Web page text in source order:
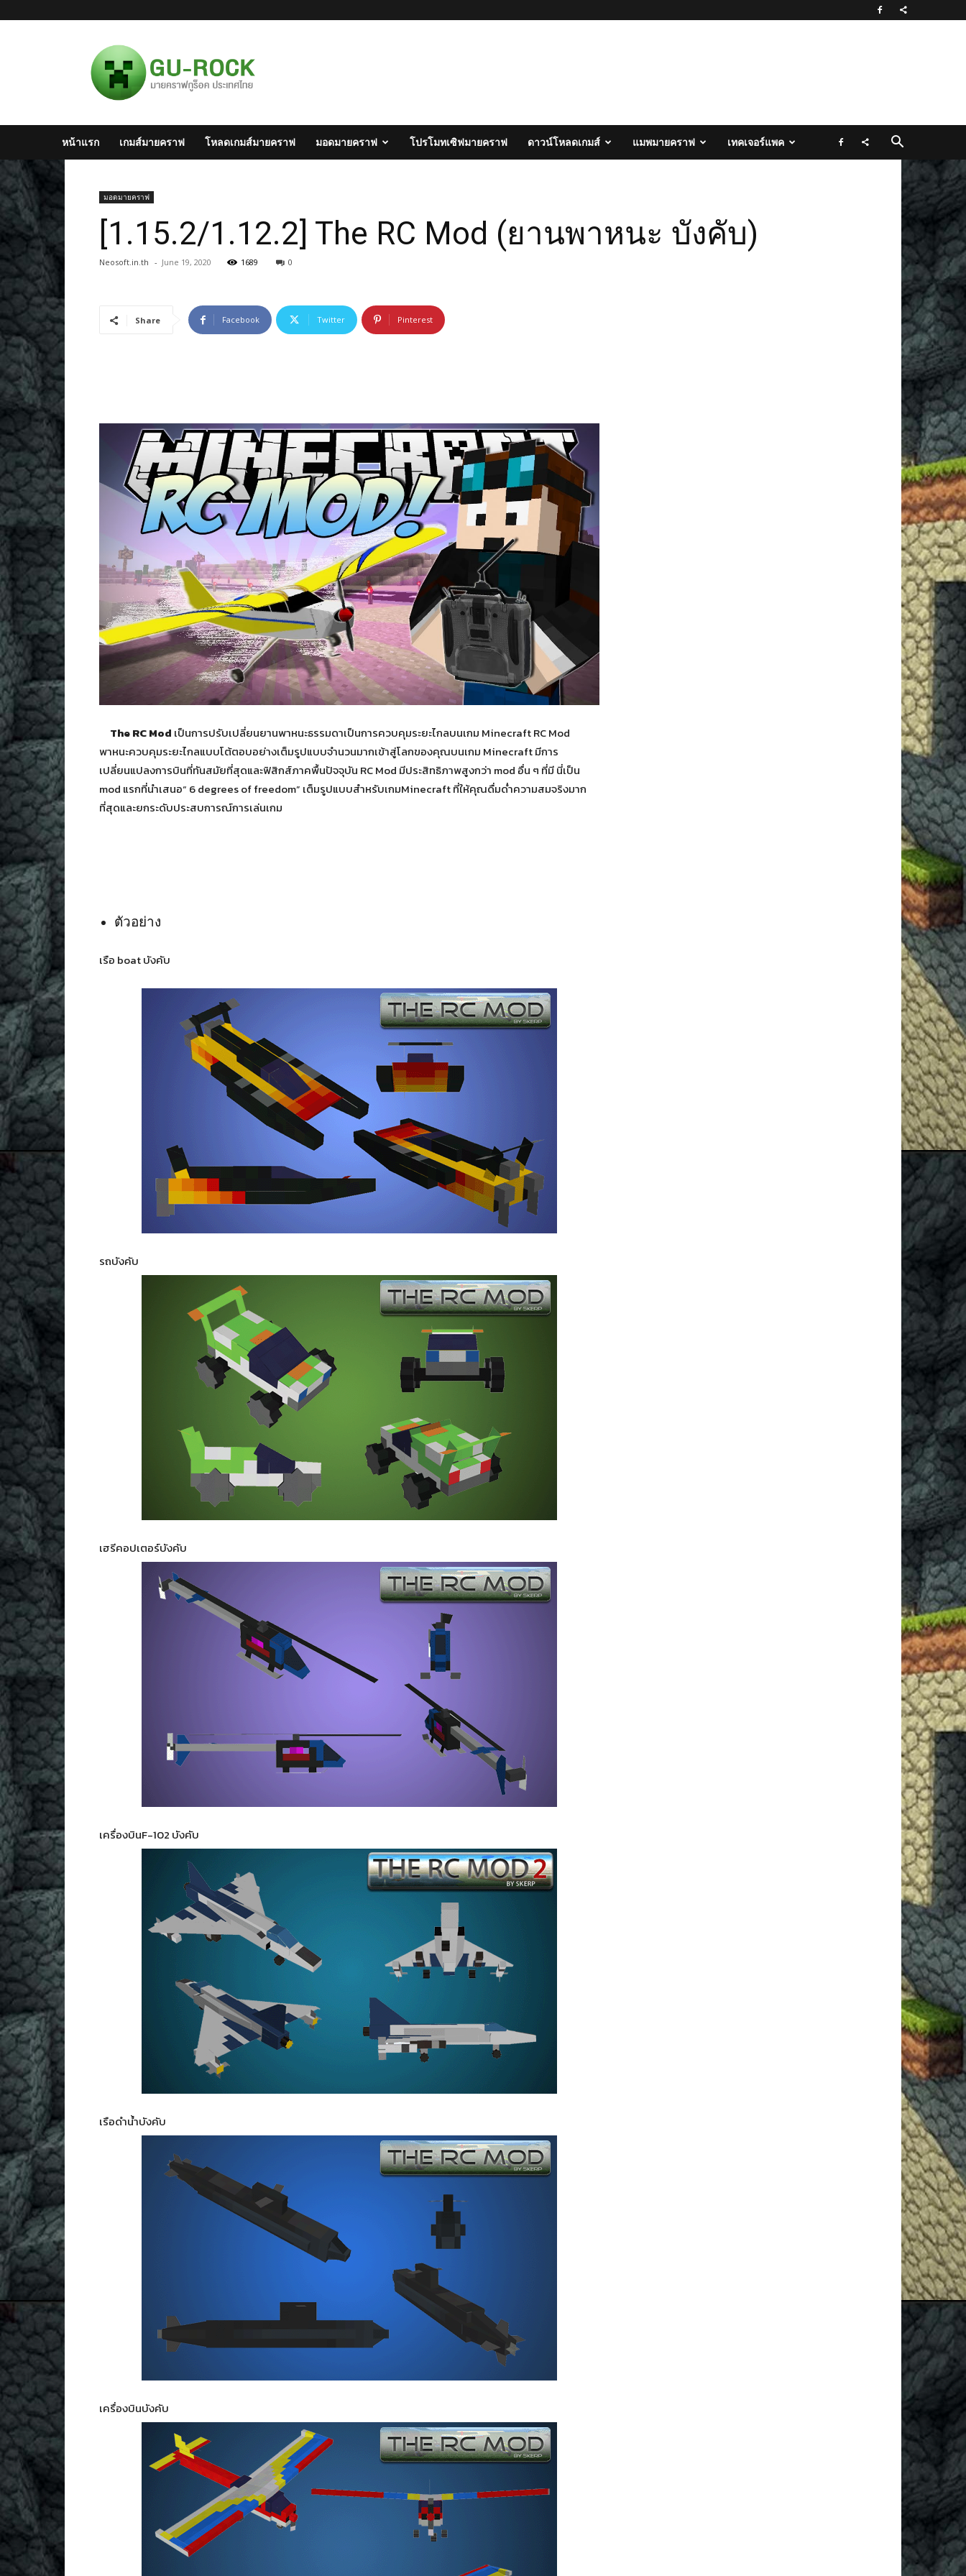
มาย
ครา
ฟไทย
สังคม
มาย
ประเทศไทย
หน้าแรก เกมส์มายคราฟ โหลดเกมส์มายคราฟ มอดมายคราฟ โปรโมทเซิฟมายคราฟ ดาวน์โหลดเกมส์ แมพมายคราฟ เทคเจอร์แพค
มอดมายคราฟ
[1.15.2/1.12.2] The RC Mod (ยานพาหนะ บังคับ)
Neosoft.in.th - June 19, 2020 1689 0
Share Facebook Twitter Pinterest
The RC Mod เป็นการปรับเปลี่ยนยานพาหนะธรรมดาเป็นการควบคุมระยะไกลบนเกม Minecraft RC Mod
พาหนะควบคุมระยะไกลแบบโต้ตอบอย่างเต็มรูปแบบจำนวนมากเข้าสู่โลกของคุณบนเกม Minecraft มีการ
เปลี่ยนแปลงการบินที่ทันสมัยที่สุดและฟิสิกส์ภาคพื้นปัจจุบัน RC Mod มีประสิทธิภาพสูงกว่า mod อื่น ๆ ที่มี นี่เป็น
mod แรกที่นำเสนอ“ 6 degrees of freedom” เต็มรูปแบบสำหรับเกมMinecraft ที่ให้คุณดื่มด่ำความสมจริงมาก
ที่สุดและยกระดับประสบการณ์การเล่นเกม
ตัวอย่าง
เรือ boat บังคับ
รถบังคับ
เฮรีคอปเตอร์บังคับ
เครื่องบินF-102 บังคับ
เรือดำน้ำบังคับ
เครื่องบินบังคับ